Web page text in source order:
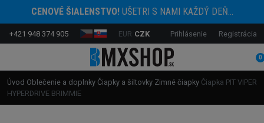
CENOVÉ ŠIALENSTVO!UŠETRI S NAMI KAŽDÝ DEŇ...
+421 948 374 905 EUR CZK Prihlásenie Registrácia
0
Úvod Oblečenie a doplnky Čiapky a šiltovky Zimné čiapky Čiapka PIT VIPER
HYPERDRIVE BRIMMIE